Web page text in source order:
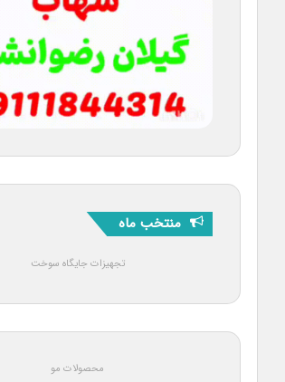
منتخب ماه
تجهیزات جایگاه سوخت
محصولات مو